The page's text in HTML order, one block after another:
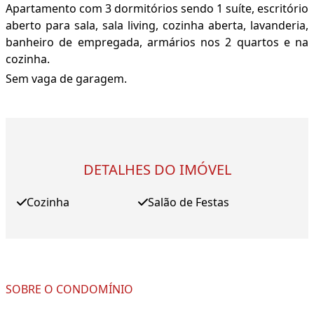
Apartamento com 3 dormitórios sendo 1 suíte, escritório
aberto para sala, sala living, cozinha aberta, lavanderia,
banheiro de empregada, armários nos 2 quartos e na
cozinha.
Sem vaga de garagem.
DETALHES DO IMÓVEL
Cozinha Salão de Festas
SOBRE O CONDOMÍNIO